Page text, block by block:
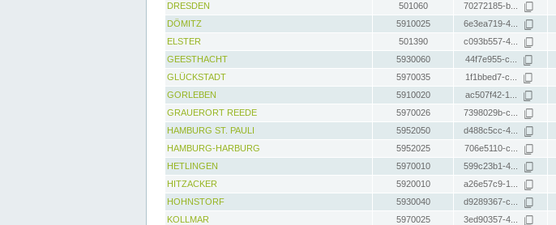
DRESDEN
501060 70272185-b...
DÖMITZ
5910025 6e3ea719-4...
ELSTER
501390 c093b557-4...
GEESTHACHT
5930060 44f7e955-c...
GLÜCKSTADT
5970035 1f1bbed7-c...
GORLEBEN
5910020 ac507f42-1...
GRAUERORT REEDE
5970026 7398029b-c...
HAMBURG ST. PAULI
5952050 d488c5cc-4...
HAMBURG-HARBURG
5952025 706e5110-c...
HETLINGEN
5970010 599c23b1-4...
HITZACKER
5920010 a26e57c9-1...
HOHNSTORF
5930040 d9289367-c...
KOLLMAR
5970025 3ed90357-4...